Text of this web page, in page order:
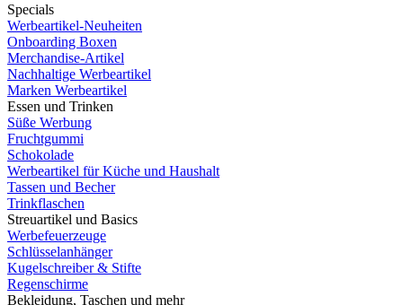
Specials
Werbeartikel-Neuheiten
Onboarding Boxen
Merchandise-Artikel
Nachhaltige Werbeartikel
Marken Werbeartikel
Essen und Trinken
Süße Werbung
Fruchtgummi
Schokolade
Werbeartikel für Küche und Haushalt
Tassen und Becher
Trinkflaschen
Streuartikel und Basics
Werbefeuerzeuge
Schlüsselanhänger
Kugelschreiber & Stifte
Regenschirme
Bekleidung, Taschen und mehr